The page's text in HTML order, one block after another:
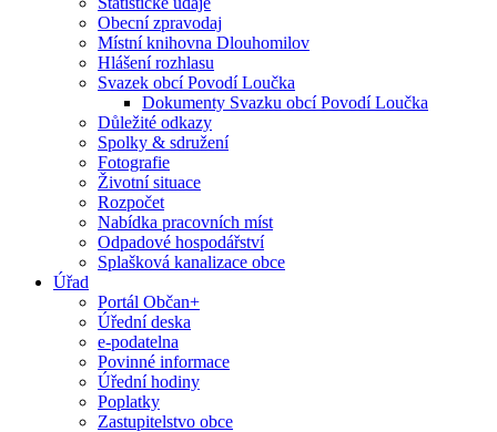
Obecní zpravodaj
Místní knihovna Dlouhomilov
Hlášení rozhlasu
Svazek obcí Povodí Loučka
Dokumenty Svazku obcí Povodí Loučka
Důležité odkazy
Spolky & sdružení
Fotografie
Životní situace
Rozpočet
Nabídka pracovních míst
Odpadové hospodářství
Splašková kanalizace obce
Úřad
Portál Občan+
Úřední deska
e-podatelna
Povinné informace
Úřední hodiny
Poplatky
Zastupitelstvo obce